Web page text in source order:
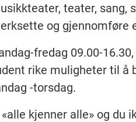
teater, sang,
og gjennomføre
fredag 09.00-
rike muligheter til å
-torsdag.
kjenner alle» og du